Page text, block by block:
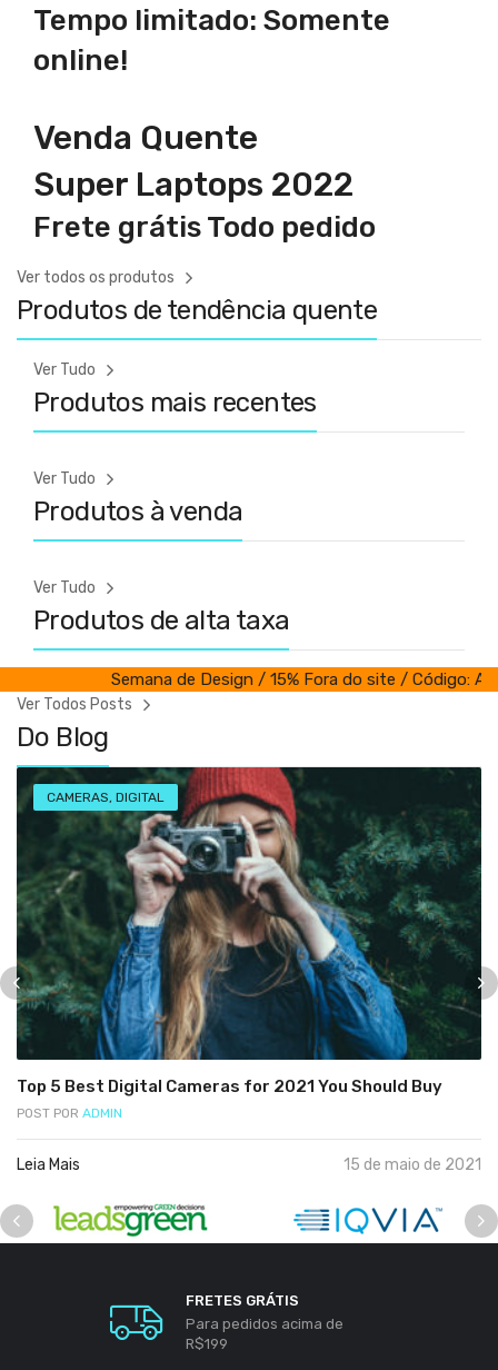
Tempo limitado: Somente
online!
Venda Quente
Super Laptops 2022
Frete grátis Todo pedido
Produtos de tendência quente
Ver todos os produtos
Produtos mais recentes
Ver Tudo
Produtos à venda
Ver Tudo
Produtos de alta taxa
Ver Tudo
Semana de Design / 15% Fora do site / Código:
Do Blog
Ver Todos Posts
CAMERAS, DIGITAL
Top 5 Best Digital Cameras for 2021 You Should Buy
POST POR ADMIN
Leia Mais 15 de maio de 2021
FRETES GRÁTIS
Para pedidos acima de
R$199